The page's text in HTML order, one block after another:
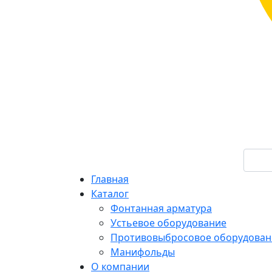
Главная
Каталог
Фонтанная арматура
Устьевое оборудование
Противовыбросовое
Манифольды
О компании